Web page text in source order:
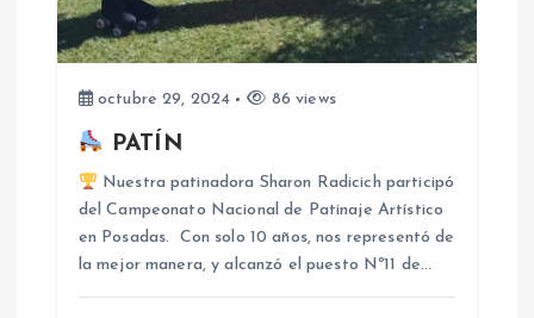
e
octubre 29, 2024 86 views
PATÍN
Nuestra patinadora Sharon Radicich participó
del Campeonato Nacional de Patinaje Artístico
en Posadas. Con solo 10 años, nos representó de
la mejor manera, y alcanzó el puesto Nº11 de…